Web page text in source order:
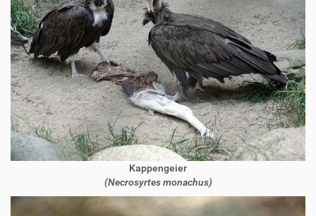
Kappengeier
(Necrosyrtes monachus)